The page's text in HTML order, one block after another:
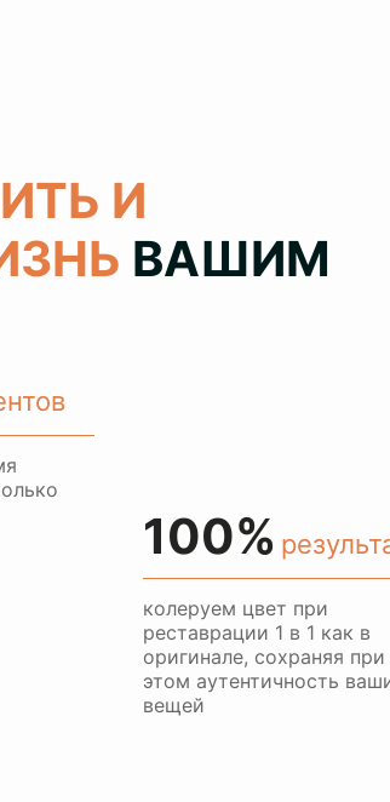
И
ВАШИМ
100%
колеруем цвет при
реставрации 1 в 1 как в
оригинале, сохраняя при
этом аутентичность
вещей